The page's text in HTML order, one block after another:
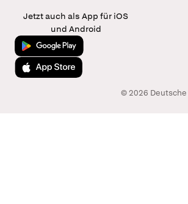
Jetzt auch als App für iOS
und Android
Jetzt bei Google Play
Laden im App Store
© 2026